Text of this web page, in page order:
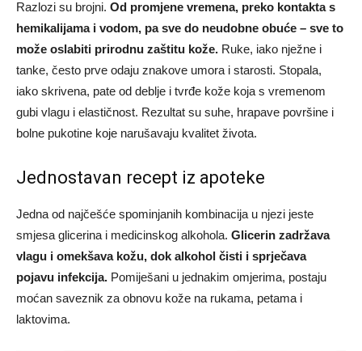
Razlozi su brojni. Od promjene vremena, preko kontakta s
hemikalijama i vodom, pa sve do neudobne obuće – sve to
može oslabiti prirodnu zaštitu kože. Ruke, iako nježne i
tanke, često prve odaju znakove umora i starosti. Stopala,
iako skrivena, pate od deblje i tvrđe kože koja s vremenom
gubi vlagu i elastičnost. Rezultat su suhe, hrapave površine i
bolne pukotine koje narušavaju kvalitet života.
Jednostavan recept iz apoteke
Jedna od najčešće spominjanih kombinacija u njezi jeste
smjesa glicerina i medicinskog alkohola. Glicerin zadržava
vlagu i omekšava kožu, dok alkohol čisti i sprječava
pojavu infekcija. Pomiješani u jednakim omjerima, postaju
moćan saveznik za obnovu kože na rukama, petama i
laktovima.